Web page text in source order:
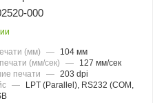
000
(мм) —
104 мм
(мм/сек)
—
127 мм/сек
печати
— 203 dpi
—
LPT (Parallel), RS232 (COM,